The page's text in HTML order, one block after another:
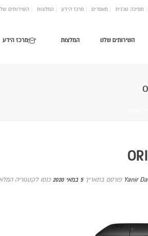
תמיכה טכנית מאמרים מרכז הידע המלצות השירותים
מרכז הידע המלצות השירותים שלנו
Yanir פורסם בתאריך5 במאי 2020 כנסו לקטגוריה